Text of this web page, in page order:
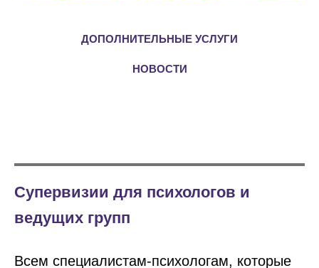
ДОПОЛНИТЕЛЬНЫЕ УСЛУГИ
НОВОСТИ
Супервизии для психологов и
ведущих групп
Всем специалистам-психологам, которые